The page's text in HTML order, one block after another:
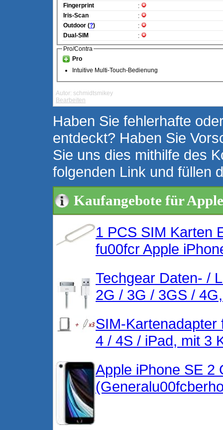
Fingerprint
:
Iris-Scan
:
Outdoor (?)
:
Dual-SIM
:
Pro/Contra
Pro
Intuitive Multi-Touch-Bedienung
Autor: schmidtsmikey
Bearbeiten
Haben Sie fehlerhafte
entdeckt? Haben Sie
Sie uns dies mithilfe des
folgenden Link und füllen
Kaufangebote für
1 PCS SIM Karten
fu00fcr Apple
Techgear Daten- /
2G / 3G / 3GS /
SIM-Kartenadapter
4 / 4S / iPad, mit 3
Apple iPhone SE 2